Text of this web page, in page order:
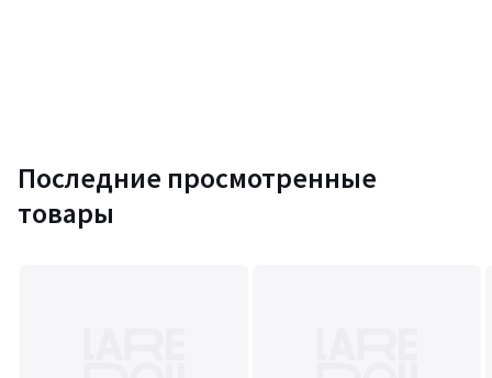
Последние просмотренные
товары